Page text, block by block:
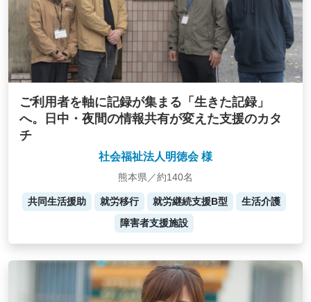
ご利用者を軸に記録が集まる「生きた記録」
へ。日中・夜間の情報共有が変えた支援のカタ
チ
社会福祉法人明徳会 様
熊本県／約140名
共同生活援助 就労移行 就労継続支援B型
生活介護
障害者支援施設